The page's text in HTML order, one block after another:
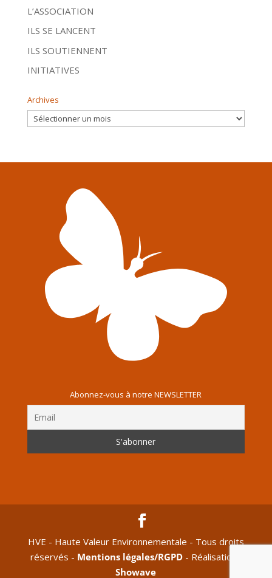
L’ASSOCIATION
ILS SE LANCENT
ILS SOUTIENNENT
INITIATIVES
Archives
Archives
Abonnez-vous à notre NEWSLETTER
HVE - Haute Valeur Environnementale - Tous droits
réservés - Mentions légales/RGPD - Réalisation :
Showave